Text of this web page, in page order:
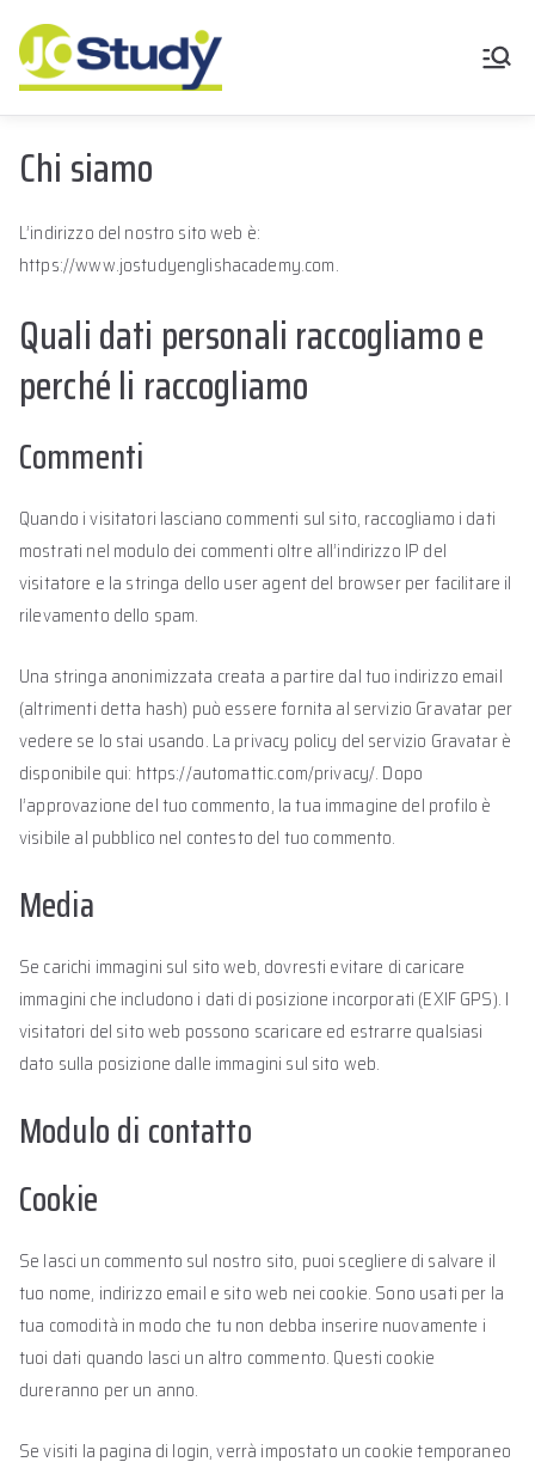
Academy
Chi siamo
L’indirizzo del nostro sito web è:
https://www.jostudyenglishacademy.com.
Quali dati personali raccogliamo e
perché li raccogliamo
Commenti
Quando i visitatori lasciano commenti sul sito, raccogliamo i dati
mostrati nel modulo dei commenti oltre all’indirizzo IP del
visitatore e la stringa dello user agent del browser per facilitare il
rilevamento dello spam.
Una stringa anonimizzata creata a partire dal tuo indirizzo email
(altrimenti detta hash) può essere fornita al servizio Gravatar per
vedere se lo stai usando. La privacy policy del servizio Gravatar è
disponibile qui: https://automattic.com/privacy/. Dopo
l’approvazione del tuo commento, la tua immagine del profilo è
visibile al pubblico nel contesto del tuo commento.
Media
Se carichi immagini sul sito web, dovresti evitare di caricare
immagini che includono i dati di posizione incorporati (EXIF GPS). I
visitatori del sito web possono scaricare ed estrarre qualsiasi
dato sulla posizione dalle immagini sul sito web.
Modulo di contatto
Cookie
Se lasci un commento sul nostro sito, puoi scegliere di salvare il
tuo nome, indirizzo email e sito web nei cookie. Sono usati per la
tua comodità in modo che tu non debba inserire nuovamente i
tuoi dati quando lasci un altro commento. Questi cookie
dureranno per un anno.
Se visiti la pagina di login, verrà impostato un cookie temporaneo